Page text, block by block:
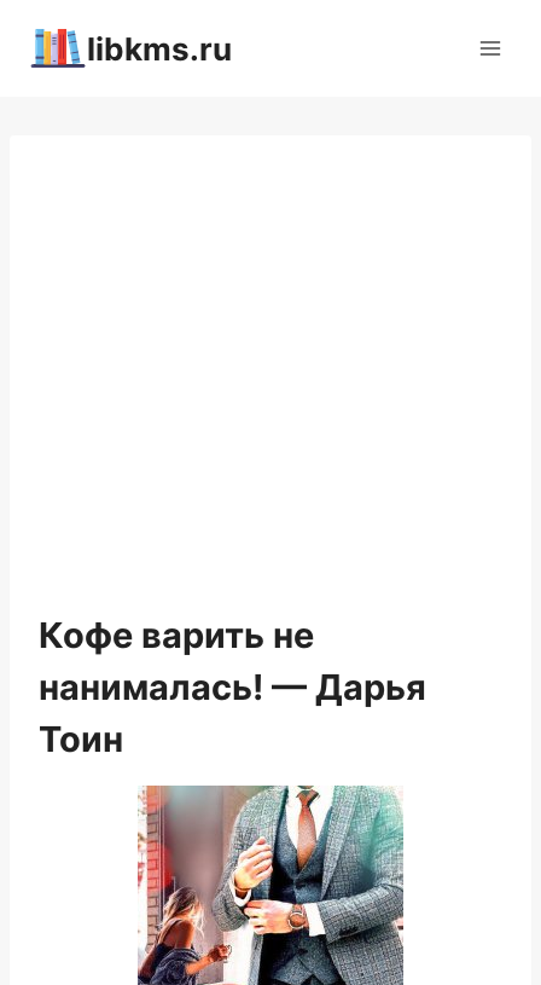
libkms.ru
Кофе варить не
нанималась! — Дарья
Тоин